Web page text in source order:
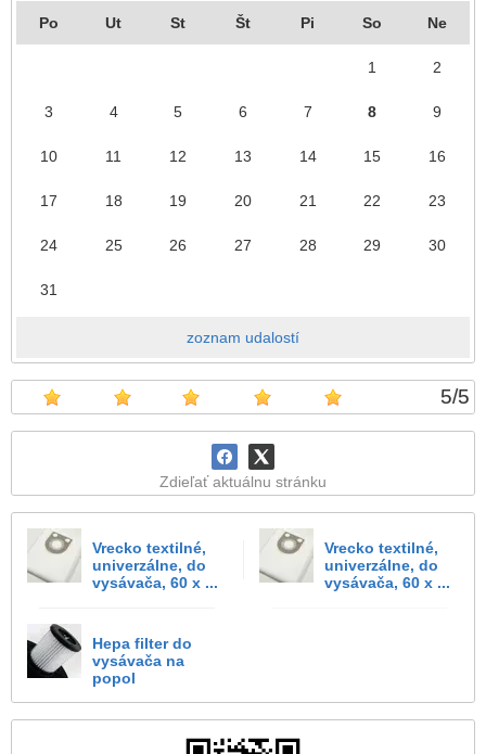
Po Ut St Št Pi So Ne
1 2
3 4 5 6 7 8 9
10 11 12 13 14 15 16
17 18 19 20 21 22 23
24 25 26 27 28 29 30
31
zoznam udalostí
5/5
Zdieľať aktuálnu stránku
Vrecko textilné,
univerzálne, do
vysávača, 60 x ...
Vrecko textilné,
univerzálne, do
vysávača, 60 x ...
Hepa filter do
vysávača na
popol